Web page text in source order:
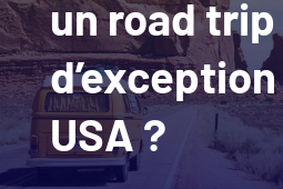
un road trip
USA ?